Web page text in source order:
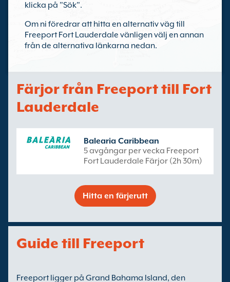
klicka på "Sök".
Om ni föredrar att hitta en alternativ väg till
Freeport Fort Lauderdale vänligen välj en annan
från de alternativa länkarna nedan.
Färjor från Freeport till Fort
Lauderdale
Balearia Caribbean
5 avgångar per vecka Freeport
Fort Lauderdale Färjor (2h 30m)
Hitta en färjerutt
Guide till Freeport
Freeport ligger på Grand Bahama Island, den